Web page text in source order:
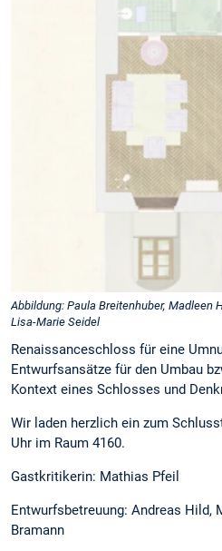
Abbildung: Paula Breitenhuber, Madleen
Lisa-Marie Seidel
Renaissanceschloss für eine
Entwurfsansätze für den Umbau
Kontext eines Schlosses und
Wir laden herzlich ein zum
Uhr im Raum 4160.
Gastkritikerin: Mathias Pfeil
Entwurfsbetreuung: Andreas Hild,
Bramann